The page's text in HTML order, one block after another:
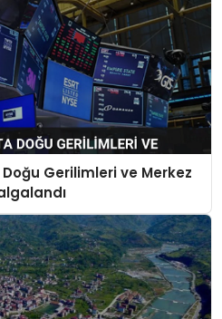
Gerilimleri ve Merkez